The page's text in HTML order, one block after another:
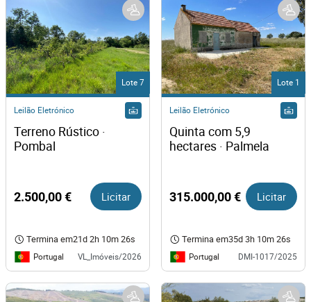
Lote 7
Leilão Eletrónico
Terreno Rústico ·
Pombal
2.500,00 € Licitar
Termina em21d 2h 10m 26s
Portugal VL_Imóveis/2026
Lote 1
Leilão Eletrónico
Quinta com 5,9
hectares · Palmela
315.000,00 € Licitar
Termina em35d 3h 10m 26s
Portugal DMI-1017/2025